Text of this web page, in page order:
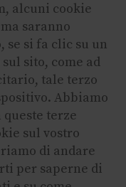
alcuni cookie
saranno
se si fa clic su un
sito, come ad
tale terzo
Abbiamo
terze
sul vostro
di andare
per saperne di